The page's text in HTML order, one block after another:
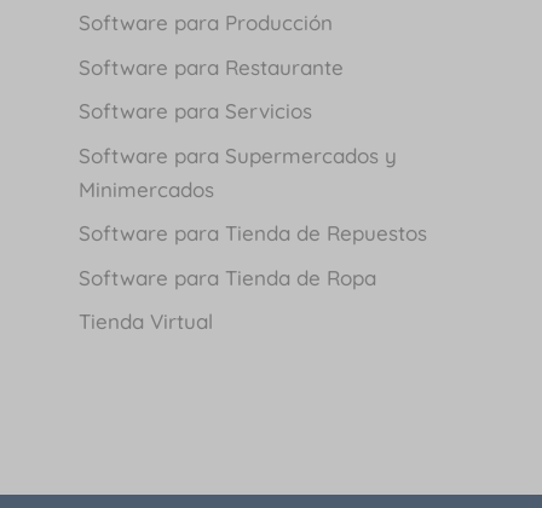
Software para Producción
Software para Restaurante
Software para Servicios
Software para Supermercados y
Minimercados
Software para Tienda de Repuestos
Software para Tienda de Ropa
Tienda Virtual